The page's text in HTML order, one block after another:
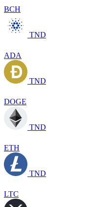
BCH
TND
ADA
TND
DOGE
TND
ETH
TND
LTC